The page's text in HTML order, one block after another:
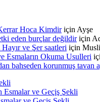
Hoca Kimdiriçin Ayşe
eden burçlar değildiriçin
ve Şer saatleri için
Esmaların Okuma Usulleri
bahseden korunmuş
Esmalar ve Geçiş Şekli